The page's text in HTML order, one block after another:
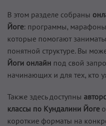
В этом разделе собраны
Йоге: программы, марафоны
которые помогают
понятной структуре. Вы
Йоги онлайн под свой
начинающих и для тех, кто
Также здесь доступны
классы по Кундалини Йоге
короткие форматы на